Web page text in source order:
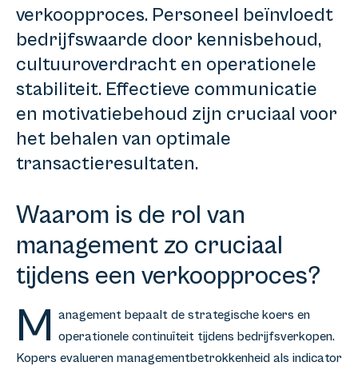
verkoopproces. Personeel beïnvloedt
bedrijfswaarde door kennisbehoud,
cultuuroverdracht en operationele
stabiliteit. Effectieve communicatie
en motivatiebehoud zijn cruciaal voor
het behalen van optimale
transactieresultaten.
Waarom is de rol van
management zo cruciaal
tijdens een verkoopproces?
M anagement bepaalt de strategische koers en
operationele continuïteit tijdens bedrijfsverkopen.
Kopers evalueren managementbetrokkenheid als indicator